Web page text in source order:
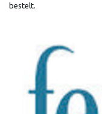
bestelt.